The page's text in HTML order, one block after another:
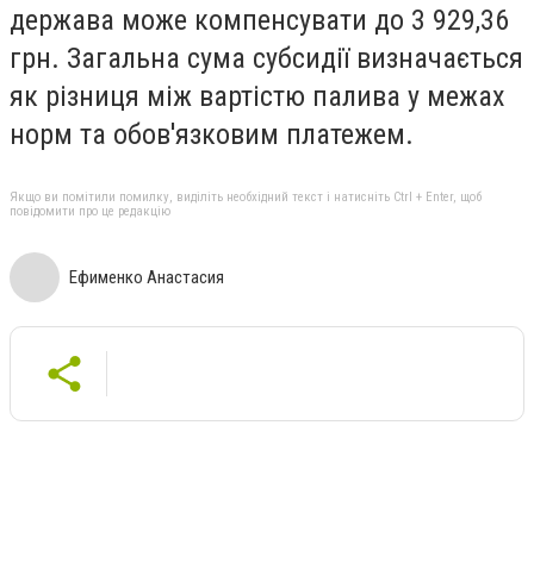
держава може компенсувати до 3 929,36
грн. Загальна сума субсидії визначається
як різниця між вартістю палива у межах
норм та обов'язковим платежем.
Якщо ви помітили помилку, виділіть необхідний текст і натисніть Ctrl + Enter, щоб
повідомити про це редакцію
Ефименко Анастасия